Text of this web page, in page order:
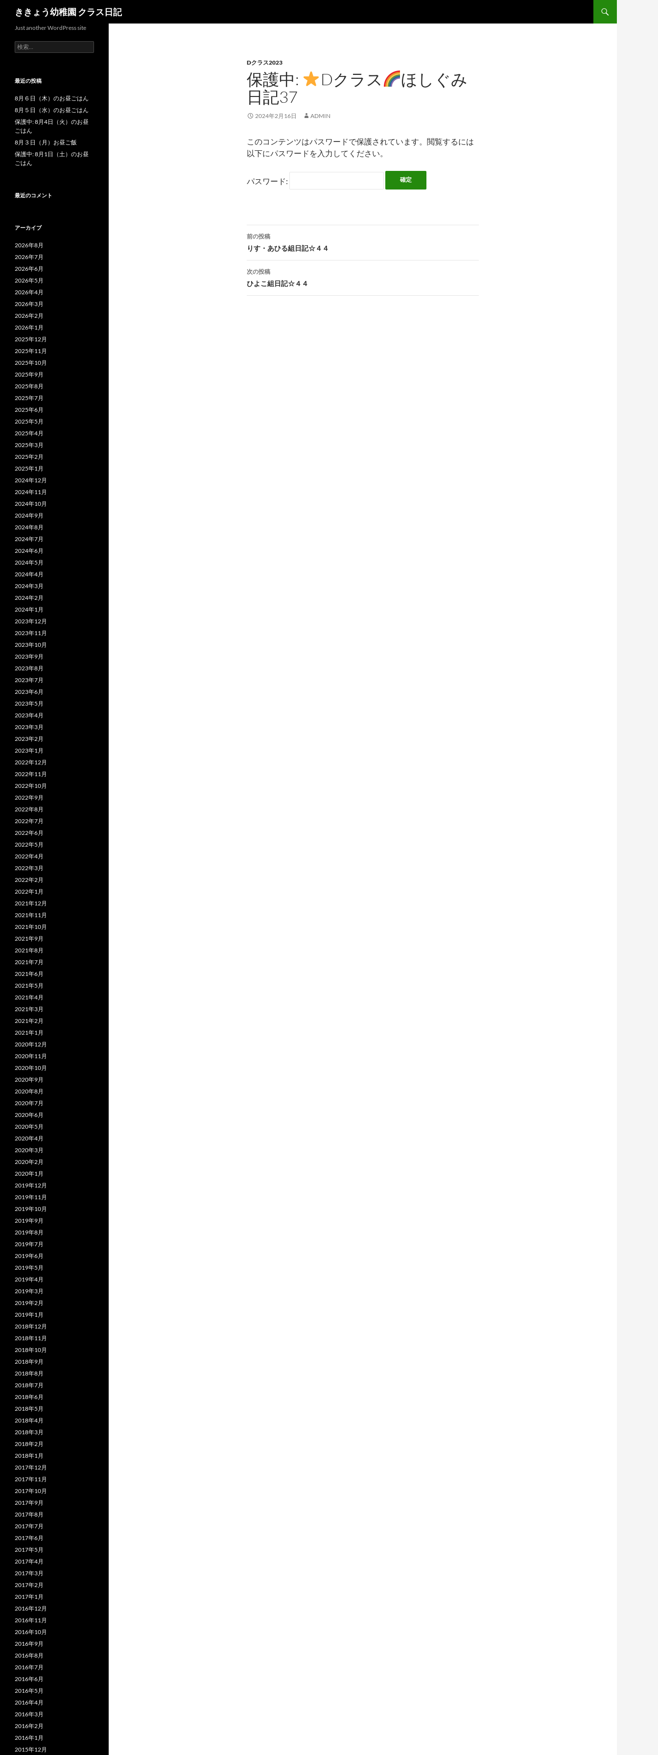
ききょう幼稚園 クラス日記
Dクラス2023
保護中: Dクラス
ほしぐみ
日記37
2024年2月16日 ADMIN
このコンテンツはパスワードで保護されています。閲覧するには
以下にパスワードを入力してください。
パスワード:
投
稿
ナ
前の投稿
りす・あひる組日記☆４４
次の投稿
ひよこ組日記☆４４
Just another WordPress site
検
索
最近の投稿
8月６日（木）のお昼ごはん
8月５日（水）のお昼ごはん
保護中: 8月4日（火）のお昼
ごはん
8月３日（月）お昼ご飯
保護中: 8月1日（土）のお昼
ごはん
最近のコメント
アーカイブ
2026年8月
2026年7月
2026年6月
2026年5月
2026年4月
2026年3月
2026年2月
2026年1月
2025年12月
2025年11月
2025年10月
2025年9月
2025年8月
2025年7月
2025年6月
2025年5月
2025年4月
2025年3月
2025年2月
2025年1月
2024年12月
2024年11月
2024年10月
2024年9月
2024年8月
2024年7月
2024年6月
2024年5月
2024年4月
2024年3月
2024年2月
2024年1月
2023年12月
2023年11月
2023年10月
2023年9月
2023年8月
2023年7月
2023年6月
2023年5月
2023年4月
2023年3月
2023年2月
2023年1月
2022年12月
2022年11月
2022年10月
2022年9月
2022年8月
2022年7月
2022年6月
2022年5月
2022年4月
2022年3月
2022年2月
2022年1月
2021年12月
2021年11月
2021年10月
2021年9月
2021年8月
2021年7月
2021年6月
2021年5月
2021年4月
2021年3月
2021年2月
2021年1月
2020年12月
2020年11月
2020年10月
2020年9月
2020年8月
2020年7月
2020年6月
2020年5月
2020年4月
2020年3月
2020年2月
2020年1月
2019年12月
2019年11月
2019年10月
2019年9月
2019年8月
2019年7月
2019年6月
2019年5月
2019年4月
2019年3月
2019年2月
2019年1月
2018年12月
2018年11月
2018年10月
2018年9月
2018年8月
2018年7月
2018年6月
2018年5月
2018年4月
2018年3月
2018年2月
2018年1月
2017年12月
2017年11月
2017年10月
2017年9月
2017年8月
2017年7月
2017年6月
2017年5月
2017年4月
2017年3月
2017年2月
2017年1月
2016年12月
2016年11月
2016年10月
2016年9月
2016年8月
2016年7月
2016年6月
2016年5月
2016年4月
2016年3月
2016年2月
2016年1月
2015年12月